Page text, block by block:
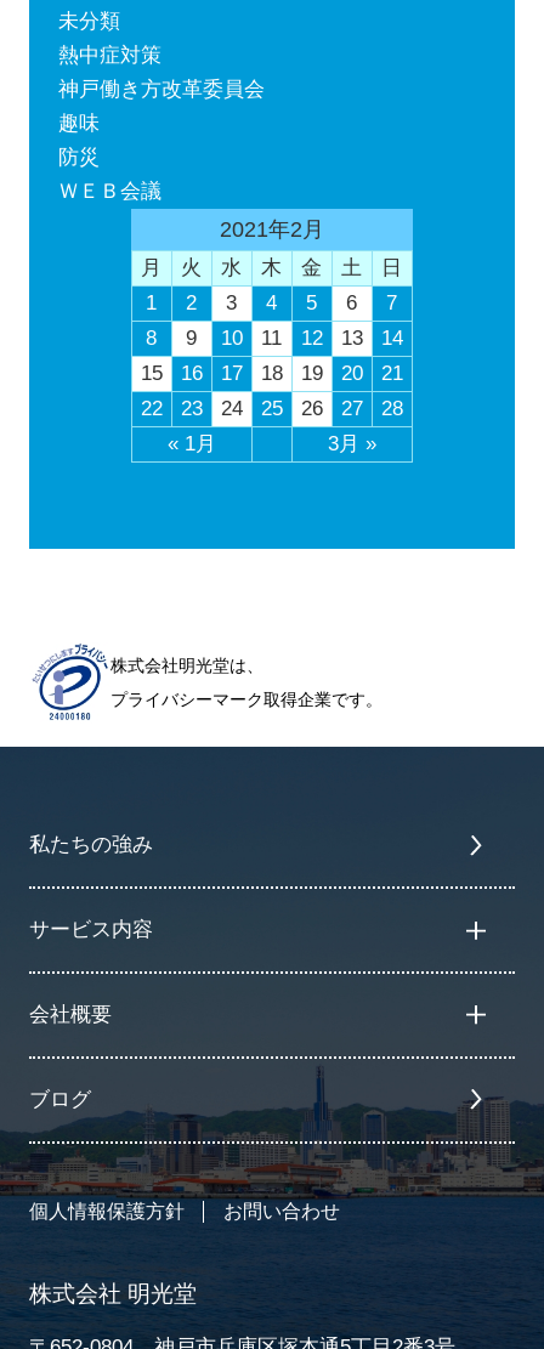
未分類
熱中症対策
神戸働き方改革委員会
趣味
防災
ＷＥＢ会議
2021年2月
月 火 水 木 金 土 日
« 1月 3月 »
1 2 3 4 5 6
7
8
9 10 11 12 13
14
15
16 17 18 19 20
21
22
23 24 25 26 27 28
株式会社明光堂は、
プライバシーマーク取得企業です。
私たちの強み
サービス内容
会社概要
ブログ
個人情報保護方針 お問い合わせ
株式会社 明光堂